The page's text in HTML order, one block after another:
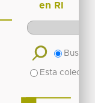
en RI
Buscar
Esta